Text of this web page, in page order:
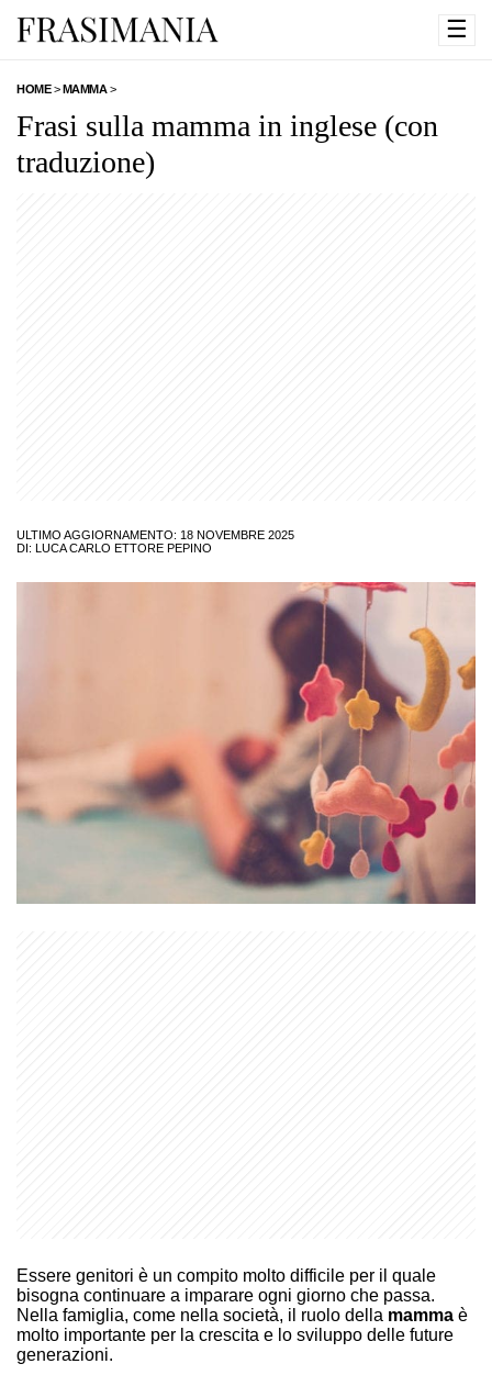
☰
HOME>MAMMA>
Frasi sulla mamma in inglese (con
traduzione)
ULTIMO AGGIORNAMENTO: 18 NOVEMBRE 2025
DI: LUCA CARLO ETTORE PEPINO
Essere genitori è un compito molto difficile per il quale
bisogna continuare a imparare ogni giorno che passa.
Nella famiglia, come nella società, il ruolo della mamma è
molto importante per la crescita e lo sviluppo delle future
generazioni.